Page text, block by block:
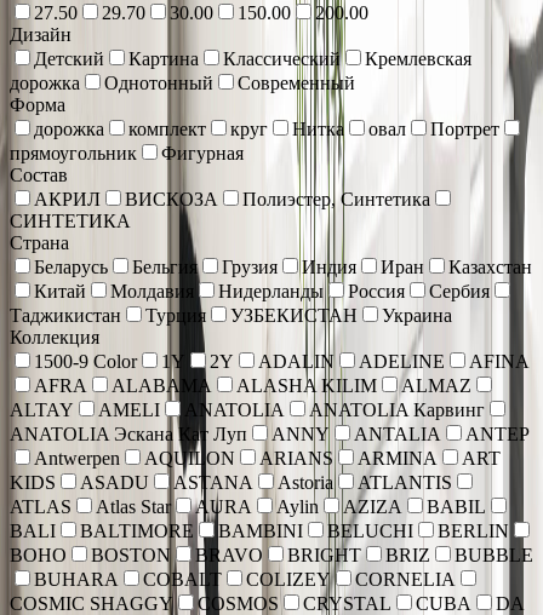
27.50
29.70 30.00 150.00
200.00
Дизайн
Детский
Картина Классический
Кремлевская
дорожка
Однотонный
Современный
Форма
дорожка
комплект круг Нитка овал
Портрет
прямоугольник
Фигурная
Состав
АКРИЛ
ВИСКОЗА
Полиэстер, Синтетика
СИНТЕТИКА
Страна
Беларусь
Бельгия Грузия Индия Иран
Казахстан
Китай
Молдавия Нидерланды Россия
Сербия
Таджикистан
Турция УЗБЕКИСТАН
Украина
Коллекция
1500-9 Color
1Y 2Y ADALIN ADELINE
AFINA
AFRA
ALABAMA ALASHA KILIM
ALMAZ
ALTAY
AMELI ANATOLIA
ANATOLIA Карвинг
ANATOLIA Эскана Кат Луп
ANNY ANTALIA
ANTEP
Antwerpen
AQUILON ARIANS ARMINA
ART
KIDS
ASADU ASTANA Astoria
ATLANTIS
ATLAS
Atlas Star AURA Aylin AZIZA
BABIL
BALI
BALTIMORE BAMBINI BELUCHI
BERLIN
BOHO
BOSTON BRAVO BRIGHT BRIZ
BUBBLE
BUHARA
COBALT COLIZEY
CORNELIA
COSMIC SHAGGY
COSMOS CRYSTAL CUBA
DA